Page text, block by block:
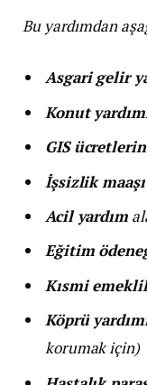
Bu yardımdan
Asgari gelir
Konut
GIS
İşsizlik maaşı
Acil yardım
Eğitim
Kısmi
Köprü
korumak için)